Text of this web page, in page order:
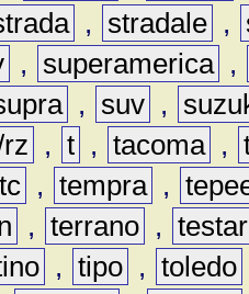
, stradale ,
, superamerica ,
, suv ,
, t , tacoma ,
tc , tempra ,
, terrano ,
, tipo , toledo